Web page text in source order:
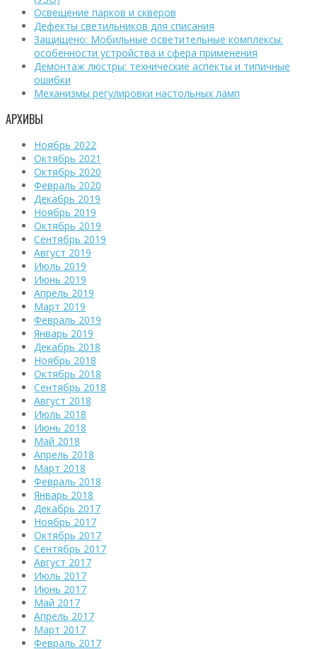
Освещение парков и скверов
Дефекты светильников для списания
Защищено: Мобильные осветительные комплексы:
особенности устройства и сфера применения
Демонтаж люстры: технические аспекты и типичные
ошибки
Механизмы регулировки настольных ламп
АРХИВЫ
Ноябрь 2022
Октябрь 2021
Октябрь 2020
Февраль 2020
Декабрь 2019
Ноябрь 2019
Октябрь 2019
Сентябрь 2019
Август 2019
Июль 2019
Июнь 2019
Апрель 2019
Март 2019
Февраль 2019
Январь 2019
Декабрь 2018
Ноябрь 2018
Октябрь 2018
Сентябрь 2018
Август 2018
Июль 2018
Июнь 2018
Май 2018
Апрель 2018
Март 2018
Февраль 2018
Январь 2018
Декабрь 2017
Ноябрь 2017
Октябрь 2017
Сентябрь 2017
Август 2017
Июль 2017
Июнь 2017
Май 2017
Апрель 2017
Март 2017
Февраль 2017